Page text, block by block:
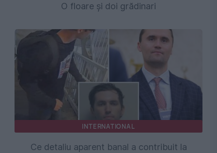
O floare și doi grădinari
INTERNATIONAL
Ce detaliu aparent banal a contribuit la